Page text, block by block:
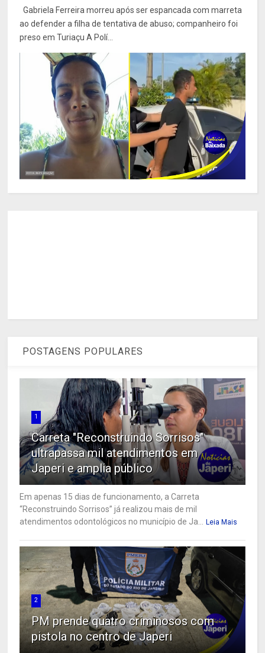
Gabriela Ferreira morreu após ser espancada com marreta
ao defender a filha de tentativa de abuso; companheiro foi
preso em Turiaçu A Polí...
POSTAGENS POPULARES
1
Carreta "Reconstruindo Sorrisos"
ultrapassa mil atendimentos em
Japeri e amplia público
Em apenas 15 dias de funcionamento, a Carreta
“Reconstruindo Sorrisos” já realizou mais de mil
atendimentos odontológicos no município de Ja...
Leia Mais
2
PM prende quatro criminosos com
pistola no centro de Japeri